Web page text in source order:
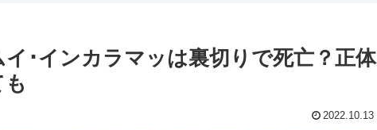
･インカラマッは裏切りで死亡？正体
2022.10.13